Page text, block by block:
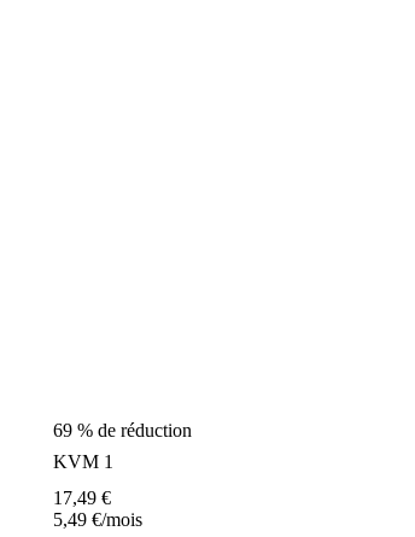
69 % de réduction
KVM 1
17,49 €
5,49 €/mois